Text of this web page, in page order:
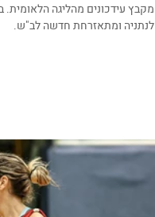
מקבץ עידכונים מהליגה הלאומית.
לנתניה ומתאזרחת חדשה לב"ש.